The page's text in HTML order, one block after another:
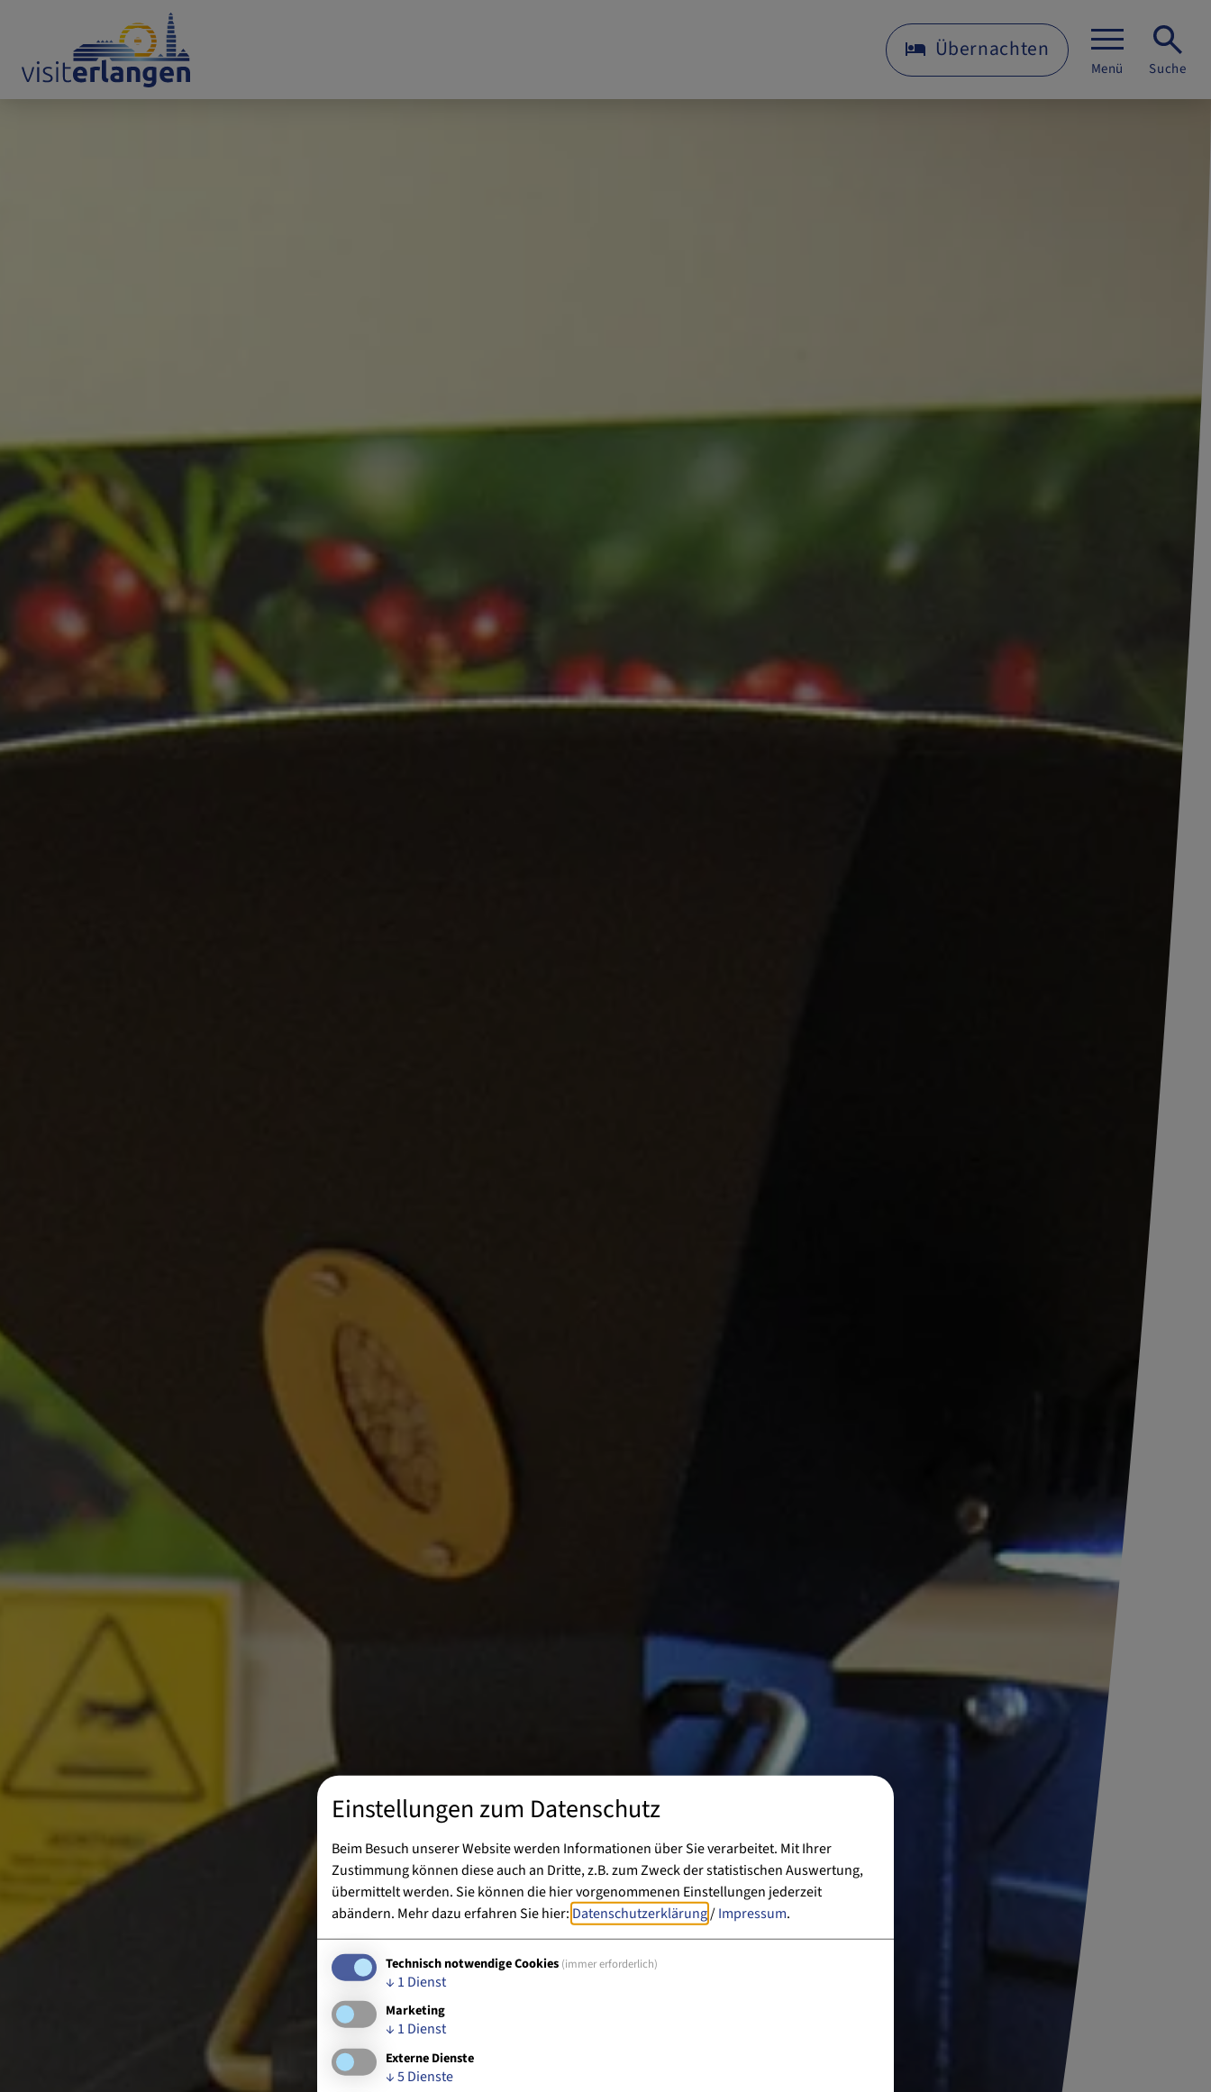
Übernachten
Menü Suche
Einstellungen zum Datenschutz
Beim Besuch unserer Website werden Informationen über Sie verarbeitet. Mit Ihrer
Zustimmung können diese auch an Dritte, z.B. zum Zweck der statistischen Auswertung,
übermittelt werden. Sie können die hier vorgenommenen Einstellungen jederzeit
abändern. Mehr dazu erfahren Sie hier: Datenschutzerklärung/Impressum.
Technisch notwendige Cookies (immer erforderlich)
↓ 1 Dienst
Marketing
↓ 1 Dienst
Externe Dienste
↓5Dienste